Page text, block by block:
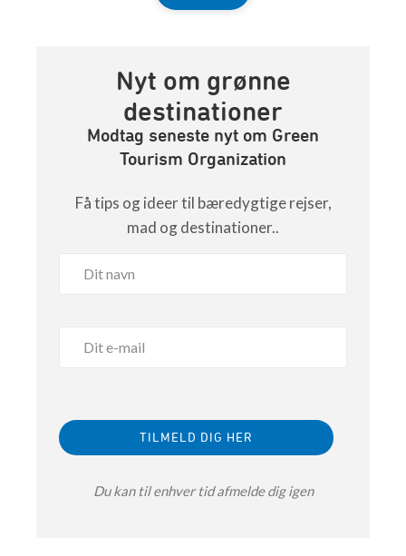
Nyt om grønne
destinationer
Modtag seneste nyt om Green
Tourism Organization
Få tips og ideer til bæredygtige rejser,
mad og destinationer..
Du kan til enhver tid afmelde dig igen